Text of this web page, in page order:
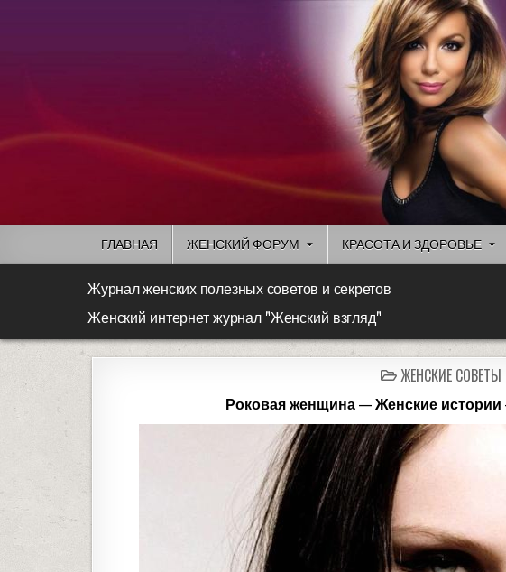
ГЛАВНАЯ ЖЕНСКИЙ ФОРУМ КРАСОТА И ЗДОРОВЬЕ
Журнал женских полезных советов и секретов
Женский интернет журнал "Женский взгляд"
ЖЕНСКИЕ СОВЕТЫ
Роковая женщина — Женские